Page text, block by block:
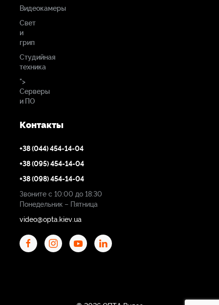
Видеокамеры
Свет
и
грип
Студийная
техника
">
Серверы
и ПО
Контакты
+38 (044) 454-14-04
+38 (095) 454-14-04
+38 (098) 454-14-04
Звоните с 10:00 до 18:30
Понедельник – Пятница
video@opta.kiev.ua